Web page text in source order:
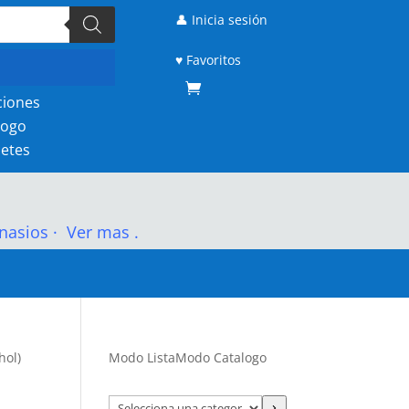
👤 Inicia sesión
♥ Favoritos
· Ver mas .
Modo ListaModo Catalogo
Selecciona